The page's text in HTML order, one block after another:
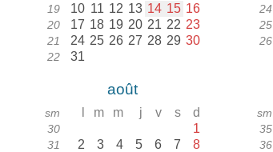
19 10 11 12 13 14 15 16
20 17 18 19 20 21 22 23
21 24 25 26 27 28 29 30
22 31
24
25
26
août
sm m m j v s d
30 1
31 2 3 4 5 6 7 8
sm
35
36